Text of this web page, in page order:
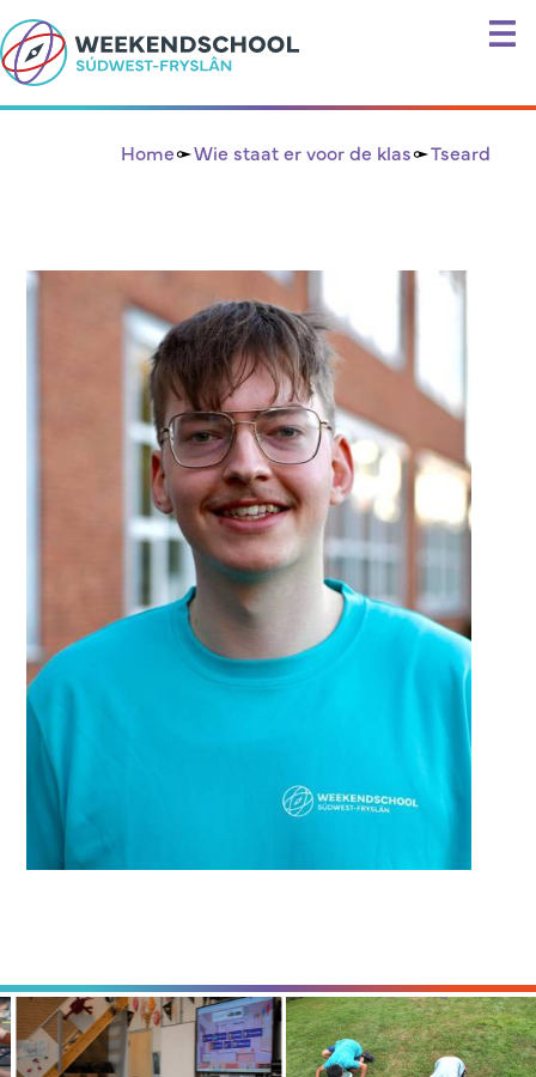
Home Wie staat er voor de klas Tseard